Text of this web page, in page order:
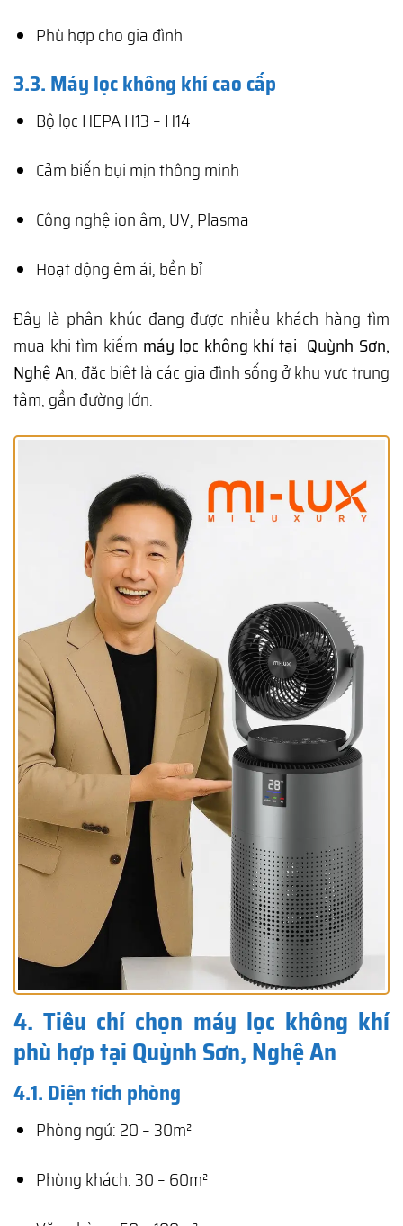
Phù hợp cho gia đình
3.3. Máy lọc không khí cao cấp
Bộ lọc HEPA H13 – H14
Cảm biến bụi mịn thông minh
Công nghệ ion âm, UV, Plasma
Hoạt động êm ái, bền bỉ
Đây là phân khúc đang được nhiều khách hàng tìm
mua khi tìm kiếm máy lọc không khí tại Quỳnh Sơn,
Nghệ An, đặc biệt là các gia đình sống ở khu vực trung
tâm, gần đường lớn.
4. Tiêu chí chọn máy lọc không khí
phù hợp tại Quỳnh Sơn, Nghệ An
4.1. Diện tích phòng
Phòng ngủ: 20 – 30m²
Phòng khách: 30 – 60m²